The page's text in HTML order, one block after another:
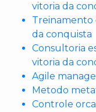
vitoria da
Treinamento
da conquista
Consultoria
vitoria da
Agile
Metodo
Controle